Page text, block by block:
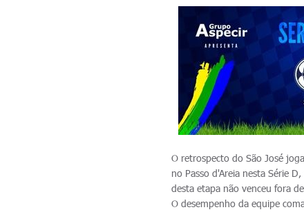
O retrospecto do São José
no Passo d'Areia nesta Série
desta etapa não venceu fora
O desempenho da equipe